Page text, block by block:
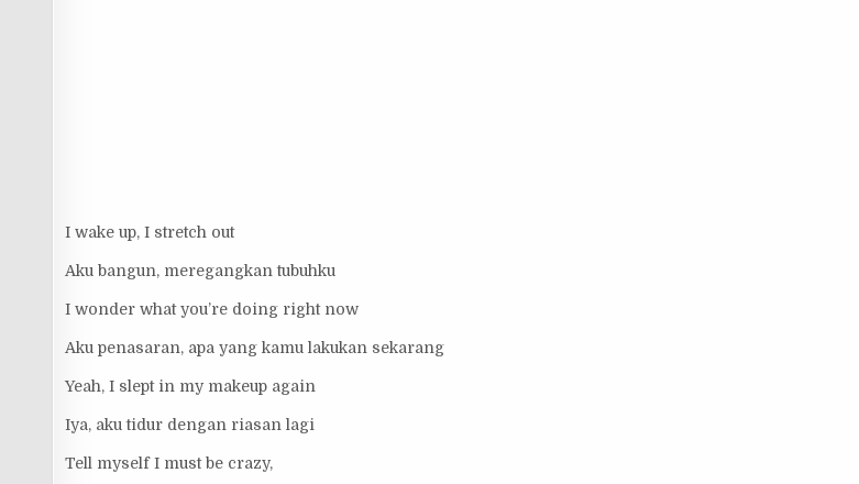
I wake up, I stretch out
Aku bangun, meregangkan tubuhku
I wonder what you’re doing right now
Aku penasaran, apa yang kamu lakukan sekarang
Yeah, I slept in my makeup again
Iya, aku tidur dengan riasan lagi
Tell myself I must be crazy,